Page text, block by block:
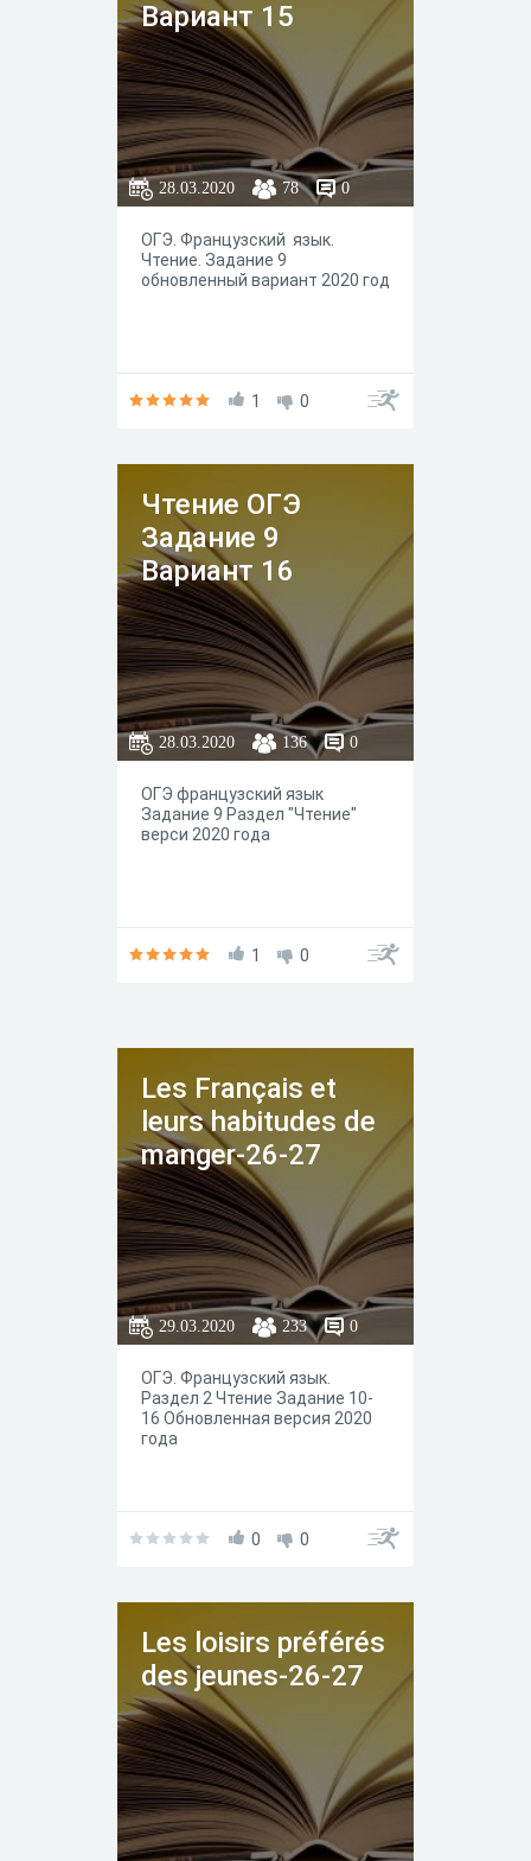
Вариант 15
28.03.2020 78 0
ОГЭ. Французский язык.
Чтение. Задание 9
обновленный вариант 2020 год
1 0
Чтение ОГЭ
Задание 9
Вариант 16
28.03.2020 136 0
ОГЭ французский язык
Задание 9 Раздел "Чтение"
верси 2020 года
1 0
Les Français et
leurs habitudes de
manger-26-27
29.03.2020 233 0
ОГЭ. Французский язык.
Раздел 2 Чтение Задание 10-
16 Обновленная версия 2020
года
0 0
Les loisirs préférés
des jeunes-26-27